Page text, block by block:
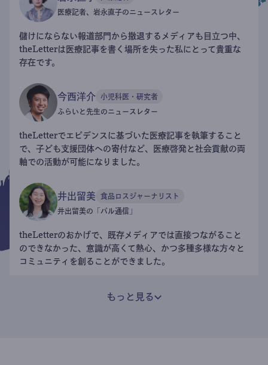
医療記者、岩永直子のニュースレター
儲けにならない報道部門から撤退するメディアも目立つ中、
theLetterは医療記事を書く場所を失った私にとって貴重な
存在です。
今西洋介 小児科医・研究者
ふらいと先生のニュースレター
theLetterでエビデンスに基づいた医療記事を執筆すること
で、子ども支援団体への寄付など、医療啓発と社会貢献の両
軸での活動が可能になりました。
井出留美 食品ロスジャーナリスト
井出留美の「パル通信」
theLetterのおかげで、既存メディアでは直接つながること
のできなかった、意識が高くて熱心、かつ多種多様な方々と
コミュニティを創ることができました。
もっと見る